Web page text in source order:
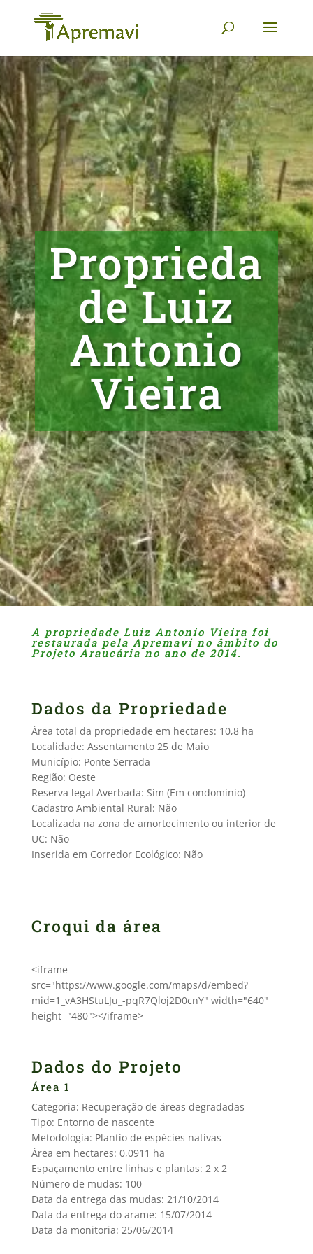
Proprieda
de Luiz
Antonio
Vieira
A propriedade Luiz Antonio Vieira foi
restaurada pela Apremavi no âmbito do
Projeto Araucária no ano de 2014.
Dados da Propriedade
Área total da propriedade em hectares: 10,8 ha
Localidade: Assentamento 25 de Maio
Município: Ponte Serrada
Região: Oeste
Reserva legal Averbada: Sim (Em condomínio)
Cadastro Ambiental Rural: Não
Localizada na zona de amortecimento ou interior de
UC: Não
Inserida em Corredor Ecológico: Não
Croqui da área
<iframe
src="https://www.google.com/maps/d/embed?
mid=1_vA3HStuLJu_-pqR7Qloj2D0cnY" width="640"
height="480"></iframe>
Dados do Projeto
Área 1
Categoria: Recuperação de áreas degradadas
Tipo: Entorno de nascente
Metodologia: Plantio de espécies nativas
Área em hectares: 0,0911 ha
Espaçamento entre linhas e plantas: 2 x 2
Número de mudas: 100
Data da entrega das mudas: 21/10/2014
Data da entrega do arame: 15/07/2014
Data da monitoria: 25/06/2014